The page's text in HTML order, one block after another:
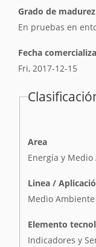
Grado de
En pruebas en
Fecha
Fri, 2017-12-15
Area
Energía y
Linea /
Medio Ambiente
Elemento
Indicadores y